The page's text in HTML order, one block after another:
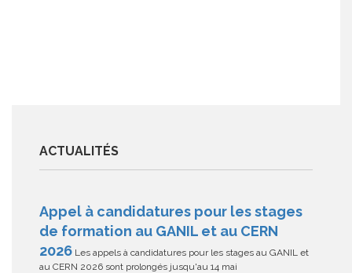
ACTUALITÉS
Appel à candidatures pour les stages
de formation au GANIL et au CERN
2026 Les appels à candidatures pour les stages au GANIL et
au CERN 2026 sont prolongés jusqu'au 14 mai